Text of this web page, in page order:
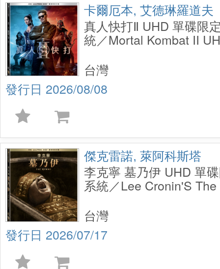
卡爾厄本, 艾德琳羅道夫
真人快打Ⅱ UHD 單碟限
統／Mortal Kombat II
2026/08/08
台灣
傑克雷諾, 萊阿科斯塔
李克寧 墓乃伊 UHD 單
系統／Lee Cronin'S
2026/07/17
台灣